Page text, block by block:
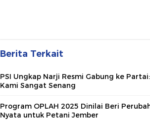
Berita Terkait
PSI Ungkap Narji Resmi Gabung ke Partai:
Kami Sangat Senang
Program OPLAH 2025 Dinilai Beri
Nyata untuk Petani Jember